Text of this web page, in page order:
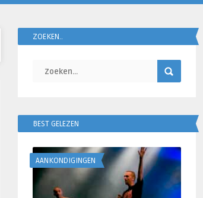
ZOEKEN..
BEST GELEZEN
AANKONDIGINGEN